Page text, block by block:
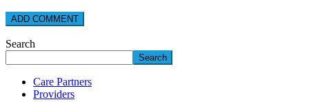
Search
Search
Care Partners
Providers